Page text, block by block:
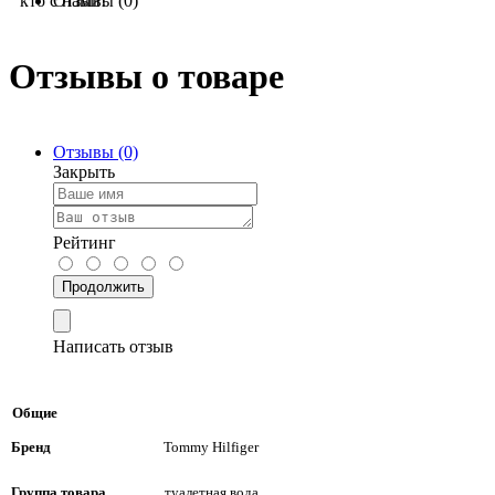
Отзывы о товаре
Отзывы (0)
Закрыть
Рейтинг
Продолжить
Написать отзыв
Общие
Бренд Tommy Hilfiger